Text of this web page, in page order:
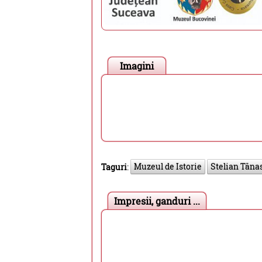
Imagini
Taguri: Muzeul de Istorie Stelian
Impresii, ganduri ...